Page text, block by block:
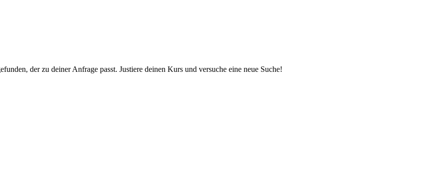
der zu deiner Anfrage passt. Justiere deinen Kurs und versuche eine neue Suche!